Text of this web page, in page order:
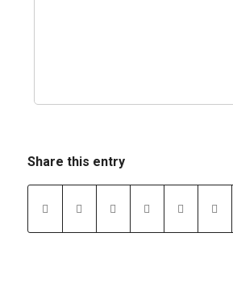
Share this entry